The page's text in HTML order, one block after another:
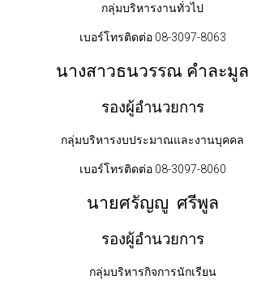
กลุ่มบริหารงานทั่วไป
เบอร์โทรติดต่อ 08-3097-8063
นางสาวธนวรรณ คำละมูล
รองผู้อำนวยการ
กลุ่มบริหารงบประมาณและงานบุคคล
เบอร์โทรติดต่อ 08-3097-8060
นายศรัญญู ศรีพูล
รองผู้อำนวยการ
กลุ่มบริหารกิจการนักเรียน